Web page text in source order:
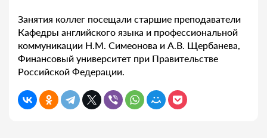
Занятия коллег посещали старшие преподаватели
Кафедры английского языка и профессиональной
коммуникации Н.М. Симеонова и А.В. Щербанева,
Финансовый университет при Правительстве
Российской Федерации.